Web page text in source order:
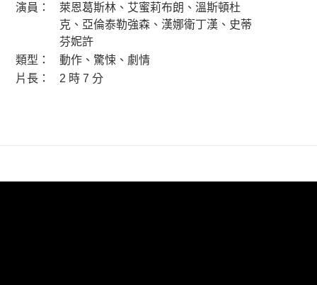
演員：
萊恩葛斯林、艾蜜莉布朗、溫斯頓杜
克、亞倫泰勒強森、漢娜衛丁漢、史蒂
芬妮許
類型：
動作、驚悚、劇情
片長：
2 時 7 分